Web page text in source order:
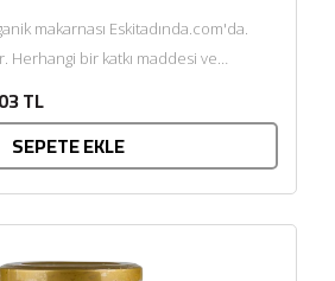
makarnası Eskitadında.com'da.
Herhangi bir katkı maddesi ve
sertifikalandı......
TL
SEPETE EKLE